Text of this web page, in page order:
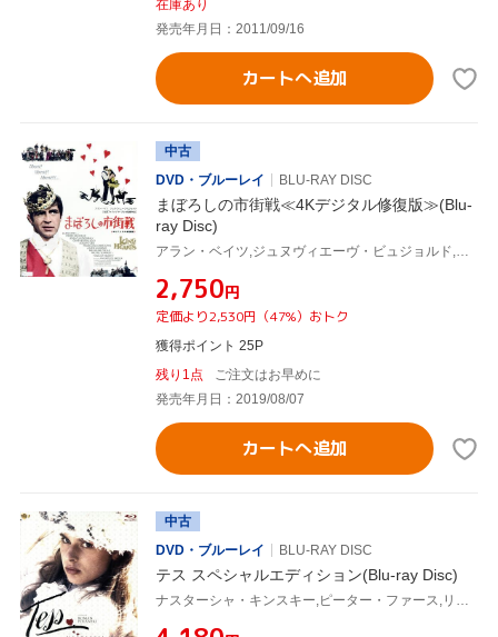
在庫あり
発売年月日：2011/09/16
カートへ追加
中古
DVD・ブルーレイ
BLU-RAY DISC
まぼろしの市街戦≪4Kデジタル修復版≫(Blu-
ray Disc)
アラン・ベイツ,ジュヌヴィエーヴ・ビュジョルド,ピエール・ブラッスール,フィリップ・ド・ブロカ(監督、製作、脚本),ジョルジュ・ドルリュー(音楽)
¥2,750円
定価より2,530円（47%）おトク
獲得ポイント 25P
残り1点
ご注文はお早めに
発売年月日：2019/08/07
カートへ追加
中古
DVD・ブルーレイ
BLU-RAY DISC
テス スペシャルエディション(Blu-ray Disc)
ナスターシャ・キンスキー,ピーター・ファース,リー・ローソン,ロマン・ポランスキー(監督、脚本),トマス・ハーディ(原作),フィリップ・サルド(音楽)